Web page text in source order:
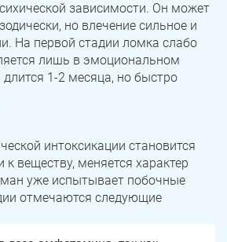
зависимости. Он может
но влечение сильное и
На первой стадии ломка слабо
лишь в эмоциональном
1-2 месяца, но быстро
интоксикации становится
к веществу, меняется характер
уже испытывает побочные
отмечаются следующие